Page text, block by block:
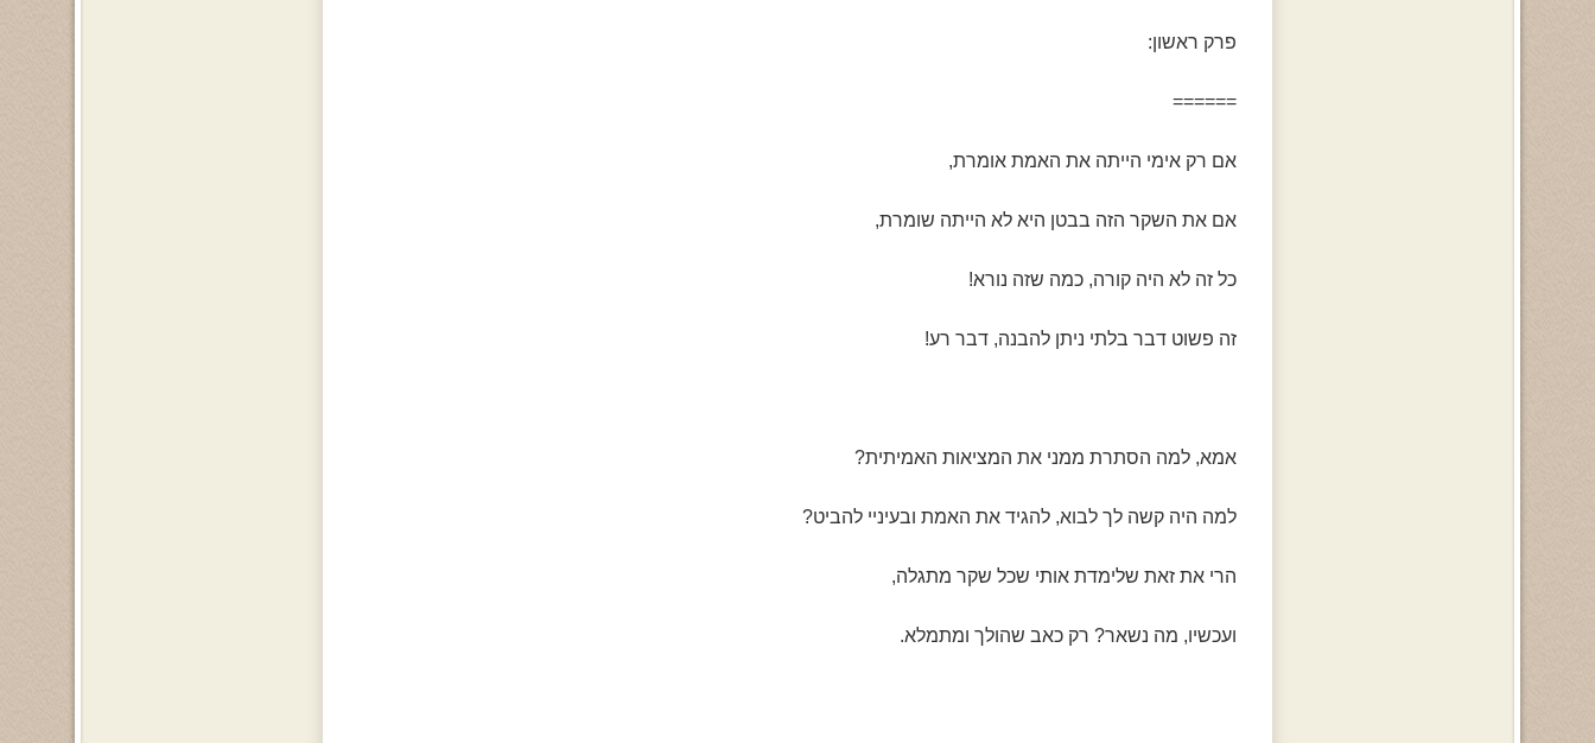
פרק ראשון:
======
אם רק אימי הייתה את האמת אומרת,
אם את השקר הזה בבטן היא לא הייתה שומרת,
כל זה לא היה קורה, כמה שזה נורא!
זה פשוט דבר בלתי ניתן להבנה, דבר רע!
אמא, למה הסתרת ממני את המציאות האמיתית?
למה היה קשה לך לבוא, להגיד את האמת ובעיניי להביט?
הרי את זאת שלימדת אותי שכל שקר מתגלה,
ועכשיו, מה נשאר? רק כאב שהולך ומתמלא.